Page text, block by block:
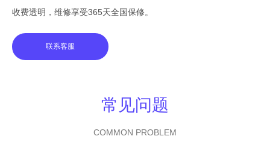
收费透明，维修享受365天全国保修。
联系客服
常见问题
COMMON PROBLEM